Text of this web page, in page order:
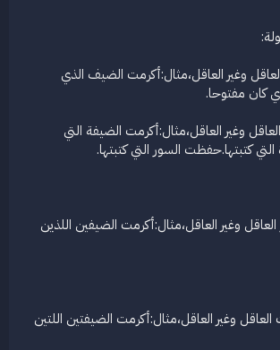
وغير العاقل،مثال:أكرمت الضيف الذي
كان مفتوحا.
وغير العاقل،مثال:أكرمت الضيفة التي
كتبتها.حفظت السور التي كتبتها.
العاقل وغير العاقل،مثال:أكرمت الضيفين اللذين
العاقل وغير العاقل،مثال:أكرمت الضيفتين اللتين